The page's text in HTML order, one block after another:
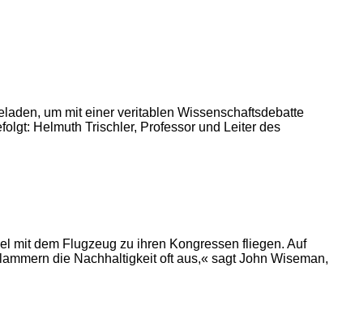
um mit einer veritablen Wissenschaftsdebatte
Helmuth Trischler, Professor und Leiter des
mit dem Flugzeug zu ihren Kongressen fliegen. Auf
die Nachhaltigkeit oft aus,« sagt John Wiseman,